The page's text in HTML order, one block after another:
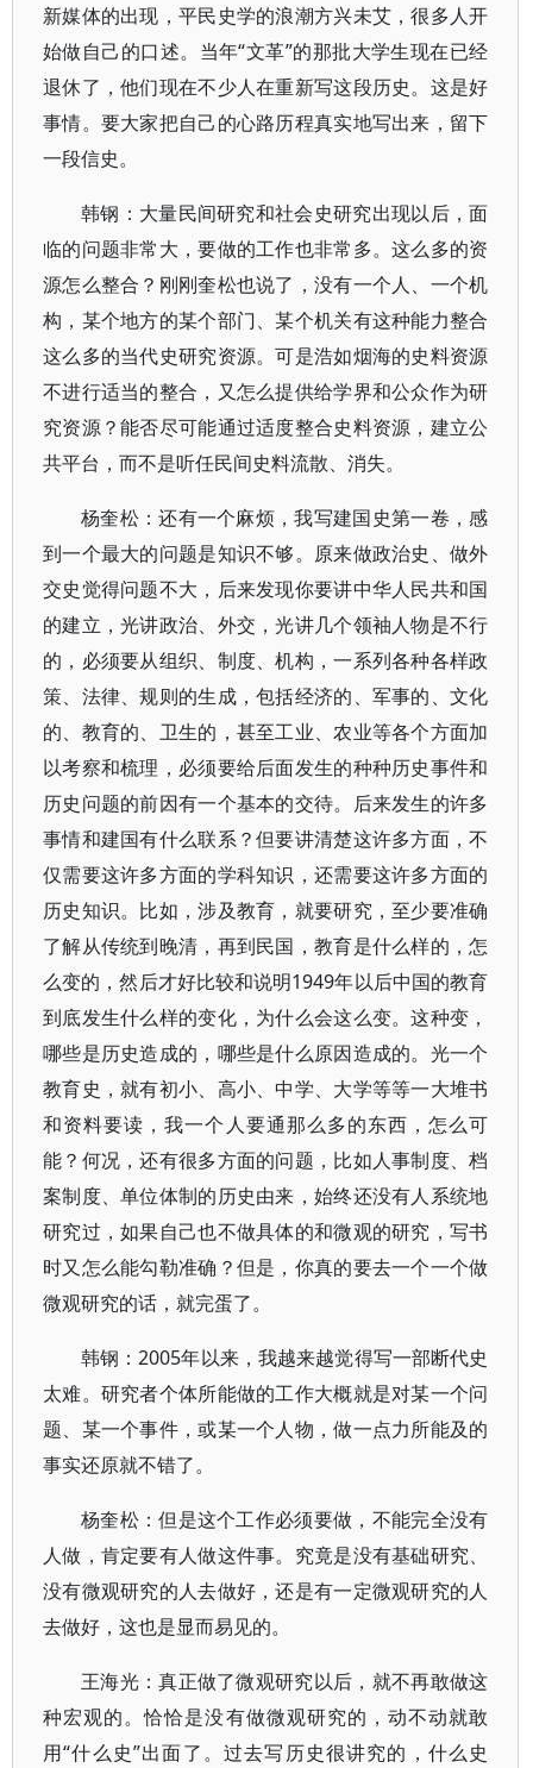
新媒体的出现，平民史学的浪潮方兴未艾，很多人开
始做自己的口述。当年“文革”的那批大学生现在已经
退休了，他们现在不少人在重新写这段历史。这是好
事情。要大家把自己的心路历程真实地写出来，留下
一段信史。
韩钢：大量民间研究和社会史研究出现以后，面
临的问题非常大，要做的工作也非常多。这么多的资
源怎么整合？刚刚奎松也说了，没有一个人、一个机
构，某个地方的某个部门、某个机关有这种能力整合
这么多的当代史研究资源。可是浩如烟海的史料资源
不进行适当的整合，又怎么提供给学界和公众作为研
究资源？能否尽可能通过适度整合史料资源，建立公
共平台，而不是听任民间史料流散、消失。
杨奎松：还有一个麻烦，我写建国史第一卷，感
到一个最大的问题是知识不够。原来做政治史、做外
交史觉得问题不大，后来发现你要讲中华人民共和国
的建立，光讲政治、外交，光讲几个领袖人物是不行
的，必须要从组织、制度、机构，一系列各种各样政
策、法律、规则的生成，包括经济的、军事的、文化
的、教育的、卫生的，甚至工业、农业等各个方面加
以考察和梳理，必须要给后面发生的种种历史事件和
历史问题的前因有一个基本的交待。后来发生的许多
事情和建国有什么联系？但要讲清楚这许多方面，不
仅需要这许多方面的学科知识，还需要这许多方面的
历史知识。比如，涉及教育，就要研究，至少要准确
了解从传统到晚清，再到民国，教育是什么样的，怎
么变的，然后才好比较和说明1949年以后中国的教育
到底发生什么样的变化，为什么会这么变。这种变，
哪些是历史造成的，哪些是什么原因造成的。光一个
教育史，就有初小、高小、中学、大学等等一大堆书
和资料要读，我一个人要通那么多的东西，怎么可
能？何况，还有很多方面的问题，比如人事制度、档
案制度、单位体制的历史由来，始终还没有人系统地
研究过，如果自己也不做具体的和微观的研究，写书
时又怎么能勾勒准确？但是，你真的要去一个一个做
微观研究的话，就完蛋了。
韩钢：2005年以来，我越来越觉得写一部断代史
太难。研究者个体所能做的工作大概就是对某一个问
题、某一个事件，或某一个人物，做一点力所能及的
事实还原就不错了。
杨奎松：但是这个工作必须要做，不能完全没有
人做，肯定要有人做这件事。究竟是没有基础研究、
没有微观研究的人去做好，还是有一定微观研究的人
去做好，这也是显而易见的。
王海光：真正做了微观研究以后，就不再敢做这
种宏观的。恰恰是没有做微观研究的，动不动就敢
用“什么史”出面了。过去写历史很讲究的，什么史